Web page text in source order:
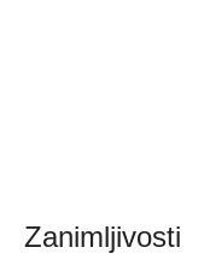
Zanimljivosti